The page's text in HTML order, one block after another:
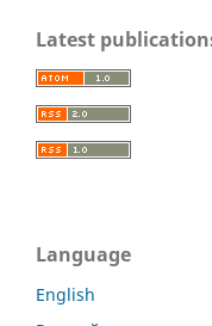
Latest
Language
English